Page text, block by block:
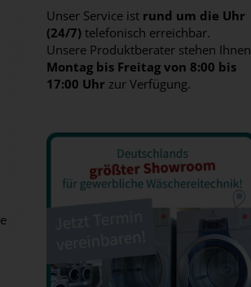
Unser Service ist rund um die Uhr
(24/7) telefonisch erreichbar.
Unsere Produktberater stehen Ihnen
Montag bis Freitag von 8:00 bis
17:00 Uhr zur Verfügung.